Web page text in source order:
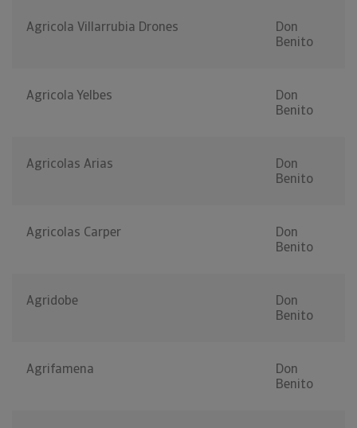
Agricola Villarrubia Drones
Don
Benito
Agricola Yelbes
Don
Benito
Agricolas Arias
Don
Benito
Agricolas Carper
Don
Benito
Agridobe
Don
Benito
Agrifamena
Don
Benito